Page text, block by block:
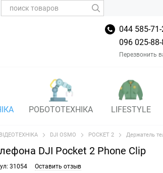
044 585-71-
096 025-88-
Перезвонить
РОБОТОТЕХНІКА LIFESTYLE
ВІДЕОТЕХНІКА DJI OSMO POCKET 2 Держатель
DJI Pocket 2 Phone Clip
31054 Оставить отзыв